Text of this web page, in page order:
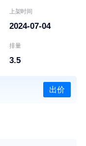
上架时间
2024-07-04
排量
3.5
出价